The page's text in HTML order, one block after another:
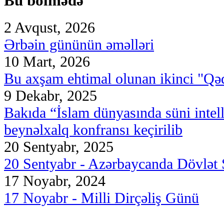
2 Avqust, 2026
Ərbəin gününün əməlləri
10 Mart, 2026
Bu axşam ehtimal olunan ikinci
9 Dekabr, 2025
Bakıda “İslam dünyasında süni
beynəlxalq konfransı keçirilib
20 Sentyabr, 2025
20 Sentyabr - Azərbaycanda
17 Noyabr, 2024
17 Noyabr - Milli Dirçəliş Günü